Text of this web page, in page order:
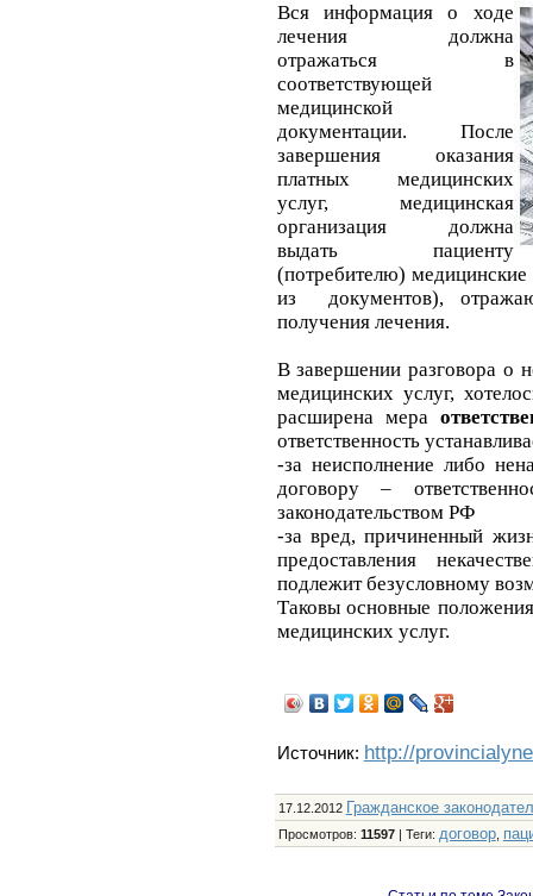
Вся информация о ходе
лечения должна
отражаться в
соответствующей
медицинской
документации. После
завершения оказания
платных медицинских
услуг, медицинская
организация должна
выдать пациенту
(потребителю)
из документов),
получения лечения.
В завершении разговора о
медицинских услуг,
расширена мера
ответственность
-за неисполнение либо
договору –
законодательством РФ
-за вред, причиненный
предоставления
подлежит безусловному
Таковы основные
медицинских услуг.
Источник: http://
17.12.2012 Гражданское
Просмотров: 11597| Теги: договор,